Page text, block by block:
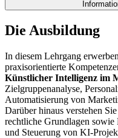
Die Ausbildung
In diesem Lehrgang
praxisorientierte
Künstlicher Intelligenz im
Zielgruppenanalyse,
Automatisierung von
Darüber hinaus verstehen
rechtliche Grundlagen
und Steuerung von KI-